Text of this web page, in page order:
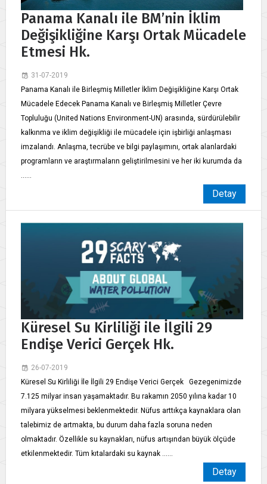
Panama Kanalı ile BM’nin İklim
Değişikliğine Karşı Ortak Mücadele
Etmesi Hk.
31-07-2019
Panama Kanalı ile Birleşmiş Milletler İklim Değişikliğine Karşı Ortak
Mücadele Edecek Panama Kanalı ve Birleşmiş Milletler Çevre
Topluluğu (United Nations Environment-UN) arasında, sürdürülebilir
kalkınma ve iklim değişikliği ile mücadele için işbirliği anlaşması
imzalandı. Anlaşma, tecrübe ve bilgi paylaşımını, ortak alanlardaki
programların ve araştırmaların geliştirilmesini ve her iki kurumda da
......
Detay
Küresel Su Kirliliği ile İlgili 29
Endişe Verici Gerçek Hk.
26-07-2019
Küresel Su Kirliliği İle İlgili 29 Endişe Verici Gerçek Gezegenimizde
7.125 milyar insan yaşamaktadır. Bu rakamın 2050 yılına kadar 10
milyara yükselmesi beklenmektedir. Nüfus arttıkça kaynaklara olan
talebimiz de artmakta, bu durum daha fazla soruna neden
olmaktadır. Özellikle su kaynakları, nüfus artışından büyük ölçüde
etkilenmektedir. Tüm kıtalardaki su kaynak ......
Detay